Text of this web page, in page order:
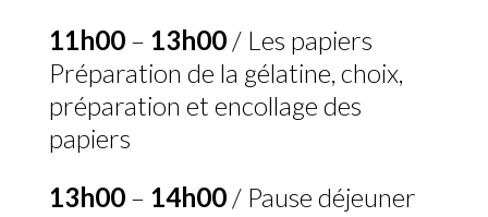
11h00– 13h00/ Les papiers
Préparation de la gélatine, choix,
préparation et encollage des
papiers
13h00– 14h00/ Pause déjeuner